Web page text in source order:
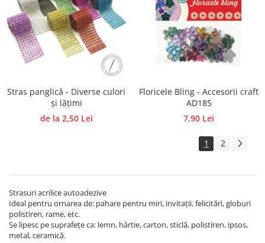
Stras panglică - Diverse culori
și lățimi
de la 2,50 Lei
Floricele Bling - Accesorii craft
AD185
7,90 Lei
1 2
Strasuri acrilice autoadezive
Ideal pentru ornarea de: pahare pentru miri, invitații, felicitări, globuri
polistiren, rame, etc.
Se lipesc pe suprafețe ca: lemn, hârtie, carton, sticlă, polistiren, ipsos,
metal, ceramică.